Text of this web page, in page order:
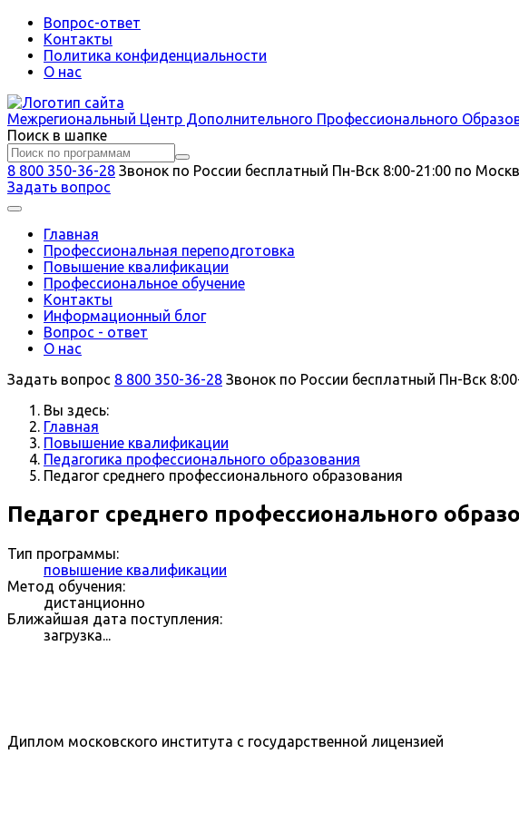
Вопрос-ответ
Контакты
Политика конфиденциальности
О нас
Межрегиональный Центр Дополнительного Профессионального
Поиск в шапке
8 800 350-36-28 Звонок по России бесплатный Пн-Вск 8:00-21:00 по
Задать вопрос
Главная
Профессиональная переподготовка
Повышение квалификации
Профессиональное обучение
Контакты
Информационный блог
Вопрос - ответ
О нас
Задать вопрос 8 800 350-36-28 Звонок по России бесплатный Пн-Вск
Вы здесь:
Главная
Повышение квалификации
Педагогика профессионального образования
Педагог среднего профессионального образования
Педагог среднего профессионального
Тип программы:
повышение квалификации
Метод обучения:
дистанционно
Ближайшая дата поступления:
загрузка...
Диплом московского института с государственной лицензией